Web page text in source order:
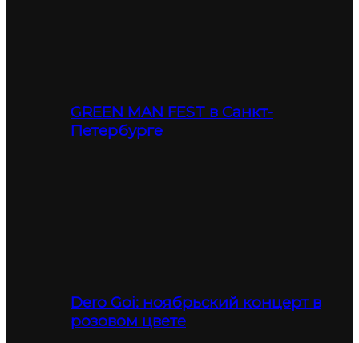
GREEN MAN FEST в Санкт-
Петербурге
Dero Goi: ноябрьский концерт в
розовом цвете